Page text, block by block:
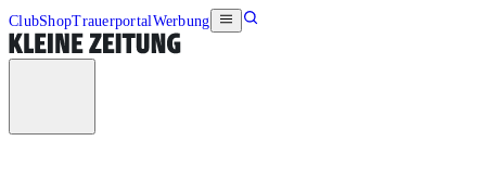
ClubShopTrauerportalWerbung